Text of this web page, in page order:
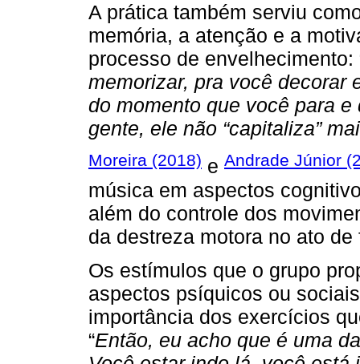
A prática também serviu
memória, a atenção e a
processo de envelhecimento:
memorizar, pra você decorar
do momento que você para
gente, ele não “capitaliza”
Moreira (2018) e Andrade Júnior
música em aspectos
além do controle dos
da destreza motora no ato
Os estímulos que o grupo
aspectos psíquicos ou
importância dos exercícios
“Então, eu acho que é uma